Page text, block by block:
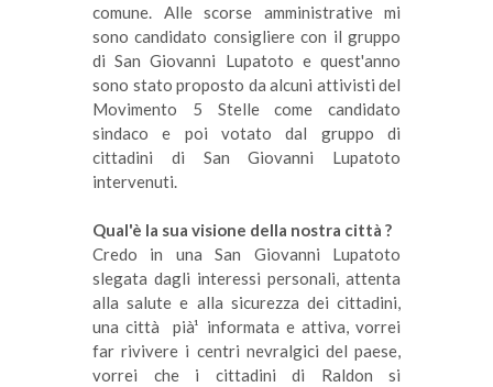
comune. Alle scorse amministrative mi
sono candidato consigliere con il gruppo
di San Giovanni Lupatoto e quest'anno
sono stato proposto da alcuni attivisti del
Movimento 5 Stelle come candidato
sindaco e poi votato dal gruppo di
cittadini di San Giovanni Lupatoto
intervenuti.
Qual'è la sua visione della nostra città ?
Credo in una San Giovanni Lupatoto
slegata dagli interessi personali, attenta
alla salute e alla sicurezza dei cittadini,
una città pià¹ informata e attiva, vorrei
far rivivere i centri nevralgici del paese,
vorrei che i cittadini di Raldon si